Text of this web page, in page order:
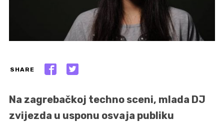
SHARE
Na zagrebačkoj techno sceni, mlada DJ
zvijezda u usponu osvaja publiku